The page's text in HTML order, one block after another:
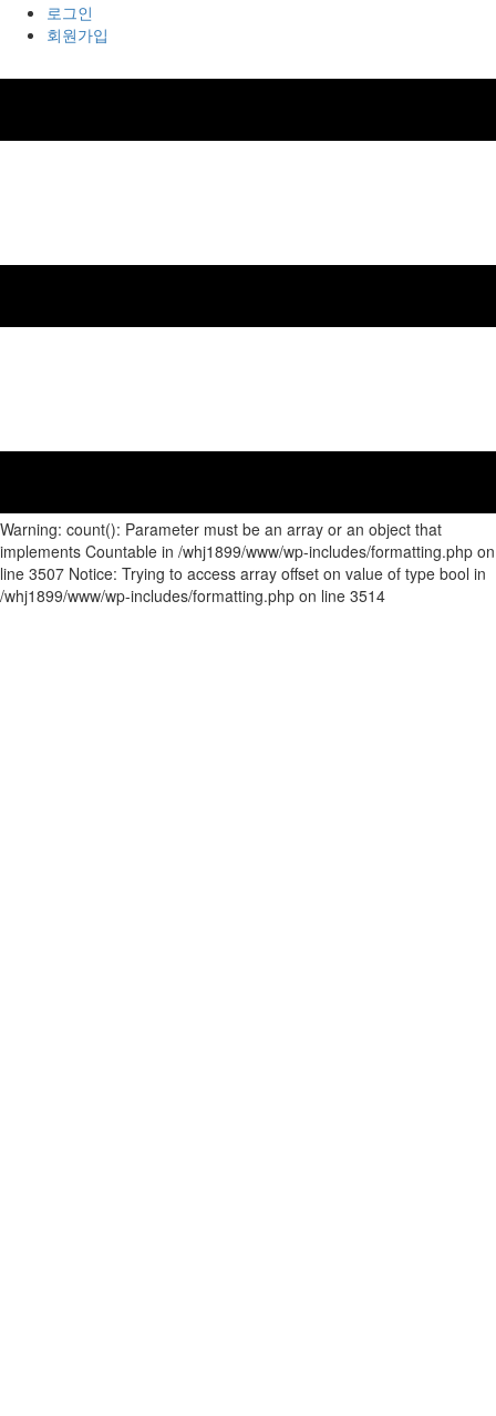
로그인
회원가입
Warning: count(): Parameter must be an array or an object that
implements Countable in /whj1899/www/wp-includes/formatting.php on
line 3507 Notice: Trying to access array offset on value of type bool in
/whj1899/www/wp-includes/formatting.php on line 3514